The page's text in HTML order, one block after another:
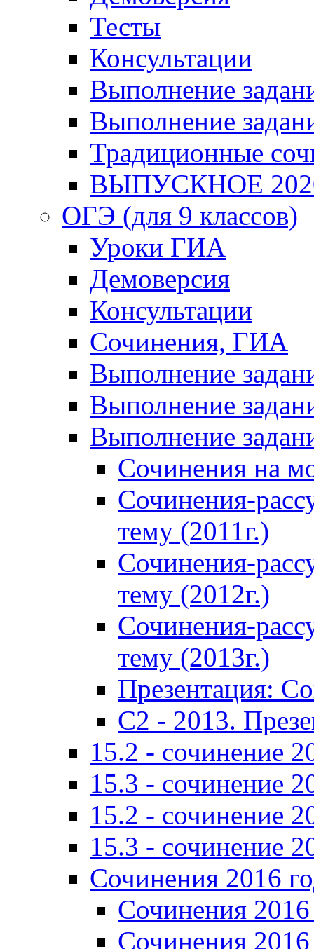
Тесты
Консультации
Выполнение
Выполнение
Традиционные
ВЫПУСКНОЕ
ОГЭ (для 9 классов)
Уроки ГИА
Демоверсия
Консультации
Сочинения, ГИА
Выполнение
Выполнение
Выполнение
Сочинения на
Сочинения-
тему (2011г.)
Сочинения-
тему (2012г.)
Сочинения-
тему (2013г.)
Презентация:
C2 - 2013.
15.2 - сочинение
15.3 - сочинение
15.2 - сочинение
15.3 - сочинение
Сочинения 2016
Сочинения
Сочинения